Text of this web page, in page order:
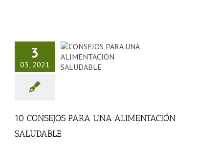
3
03, 2021
UNA
10 CONSEJOS PARA UNA ALIMENTACIÓN
SALUDABLE